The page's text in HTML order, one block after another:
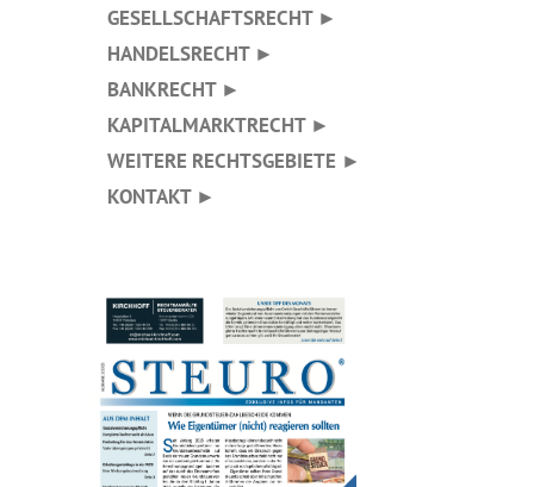
GESELLSCHAFTSRECHT ►
HANDELSRECHT ►
BANKRECHT ►
KAPITALMARKTRECHT ►
WEITERE RECHTSGEBIETE ►
KONTAKT ►